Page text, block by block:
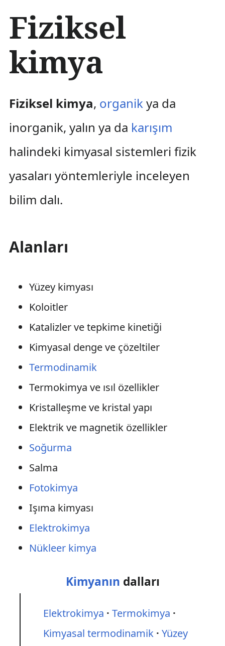
ç
r
i
e
Fiziksel
kimya
Fiziksel kimya, organikya da
inorganik, yalın ya da karışım
halindeki kimyasal sistemleri fizik
yasaları yöntemleriyle inceleyen
bilim dalı.
Alanları
Yüzey kimyası
Koloitler
Katalizler ve tepkime kinetiği
Kimyasal denge ve çözeltiler
Termodinamik
Termokimya ve ısıl özellikler
Kristalleşme ve kristal yapı
Elektrik ve magnetik özellikler
Soğurma
Salma
Fotokimya
Işıma kimyası
Elektrokimya
Nükleer kimya
Kimyanın dalları
Elektrokimya
Termokimya
Kimyasal termodinamik Yüzey